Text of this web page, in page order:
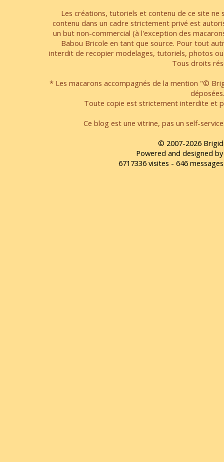
Les créations, tutoriels et contenu de ce site
contenu dans un cadre strictement privé est
un but non-commercial (à l'exception des
Babou Bricole en tant que source. Pour tout
interdit de recopier modelages, tutoriels, photos
Tous droits
* Les macarons accompagnés de la mention "©
déposées.
Toute copie est strictement interdite et
Ce blog est une vitrine, pas un self-
© 2007-2026
Powered and designed
6717336 visites - 646